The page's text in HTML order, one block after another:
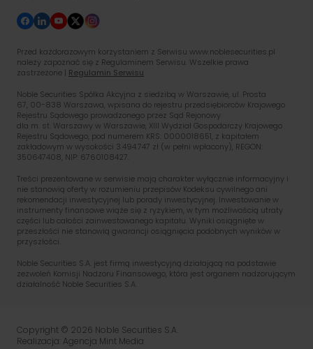
EN
PL
Przed każdorazowym korzystaniem z Serwisu www.noblesecurities.pl
należy zapoznać się z Regulaminem Serwisu. Wszelkie prawa
zastrzeżone | Regulamin Serwisu
Noble Securities Spółka Akcyjna z siedzibą w Warszawie, ul. Prosta
67, 00-838 Warszawa, wpisana do rejestru przedsiębiorców Krajowego
Rejestru Sądowego prowadzonego przez Sąd Rejonowy
dla m. st. Warszawy w Warszawie, XIII Wydział Gospodarczy Krajowego
Rejestru Sądowego, pod numerem KRS: 0000018651, z kapitałem
zakładowym w wysokości 3.494.747 zł (w pełni wpłacony), REGON:
350647408, NIP: 6760108427.
Treści prezentowane w serwisie mają charakter wyłącznie informacyjny i
nie stanowią oferty w rozumieniu przepisów Kodeksu cywilnego ani
rekomendacji inwestycyjnej lub porady inwestycyjnej. Inwestowanie w
instrumenty finansowe wiąże się z ryzykiem, w tym możliwością utraty
części lub całości zainwestowanego kapitału. Wyniki osiągnięte w
przeszłości nie stanowią gwarancji osiągnięcia podobnych wyników w
przyszłości.
Noble Securities S.A. jest firmą inwestycyjną działającą na podstawie
zezwoleń Komisji Nadzoru Finansowego, która jest organem nadzorującym
działalność Noble Securities S.A.
Copyright © 2026 Noble Securities S.A.
Realizacja: Agencja Mint Media